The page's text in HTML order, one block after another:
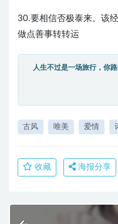
30.要相信否极泰来。该
做点善事转转运
人生不过是一场旅行，你
古风 唯美 爱情
收藏 海报分享